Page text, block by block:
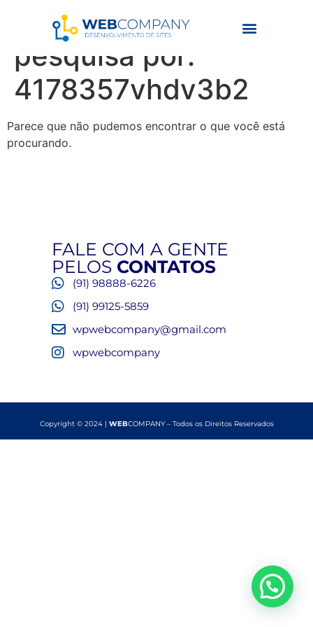
Resultados da
pesquisa por:
4178357vhdv3b2
Parece que não pudemos encontrar o que você está
procurando.
FALE COM A GENTE
PELOS CONTATOS
(91) 98888-6226
(91) 99125-5859
wpwebcompany@gmail.com
wpwebcompany
Copyright © 2024 | WEBCOMPANY – Todos os Direitos Reservados